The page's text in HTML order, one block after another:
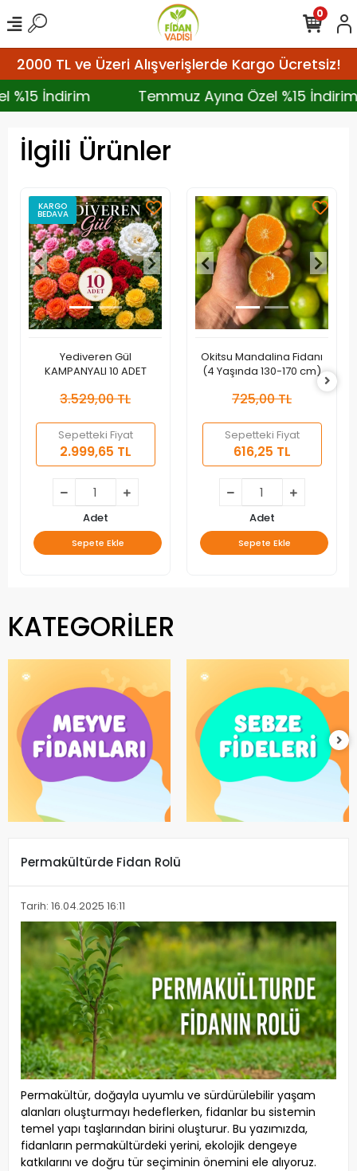
2000 TL ve Üzeri Alışverişlerde Kargo Ücretsiz!
%15 İndirim
Temmuz Ayına Özel %15
0
İlgili Ürünler
KARGO
BEDAVA
Yediveren Gül
KAMPANYALI 10 ADET
3.529,00 TL
Sepetteki Fiyat
2.999,65 TL
Adet
Sepete Ekle
Okitsu Mandalina Fidanı
(4 Yaşında 130-170 cm)
725,00 TL
Sepetteki Fiyat
616,25 TL
Adet
Sepete Ekle
KATEGORİLER
Permakültürde Fidan Rolü
Tarih: 16.04.2025 16:11
Permakültür, doğayla uyumlu ve sürdürülebilir yaşam
alanları oluşturmayı hedeflerken, fidanlar bu sistemin
temel yapı taşlarından birini oluşturur. Bu yazımızda,
fidanların permakültürdeki yerini, ekolojik dengeye
katkılarını ve doğru tür seçiminin önemini ele alıyoruz.